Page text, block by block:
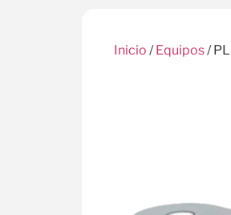
Inicio / Equipos/